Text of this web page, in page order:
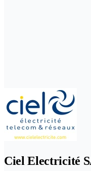
Ciel Electricité